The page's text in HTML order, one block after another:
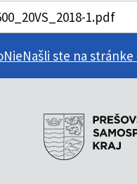
1.pdf
NieNašli ste na